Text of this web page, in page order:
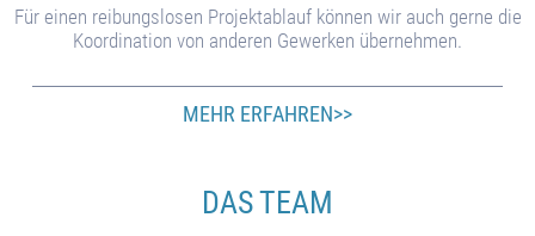
Für ei­nen rei­bungs­lo­sen Pro­jekt­ab­lauf kön­nen wir auch gerne die
Ko­or­di­na­tion von an­de­ren Ge­wer­ken üb­er­neh­men.
MEHR ERFAHREN>>
DAS TEAM